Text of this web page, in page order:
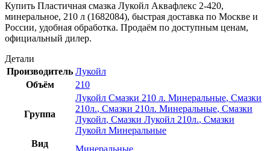
Купить Пластичная смазка Лукойл Аквафлекс 2-420,
минеральное, 210 л (1682084), быстрая доставка по Москве и
России, удобная обработка. Продаём по доступным ценам,
официальный дилер.
Детали
Производитель Лукойл
Объём
210
Группа
Лукойл Смазки 210 л. Минеральные, Смазки
210л., Смазки 210л. Минеральные, Смазки
Лукойл, Смазки Лукойл 210л., Смазки
Лукойл Минеральные
Вид